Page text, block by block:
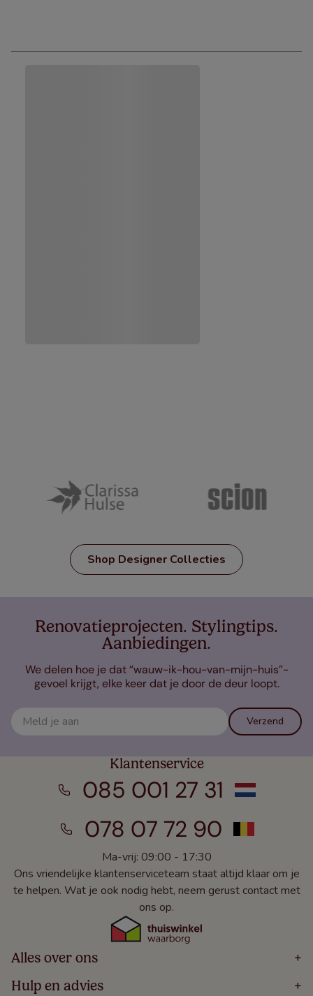
Shop Designer Collecties
Renovatieprojecten. Stylingtips.
Aanbiedingen.
We delen hoe je dat “wauw-ik-hou-van-mijn-huis”-
gevoel krijgt, elke keer dat je door de deur loopt.
Verzend
Klantenservice
085 001 27 31
078 07 72 90
Ma-vrij: 09:00 - 17:30
Ons vriendelijke klantenserviceteam staat altijd klaar om je
te helpen. Wat je ook nodig hebt, neem gerust contact met
ons op.
Alles over ons +
Home
Hulp en advies +